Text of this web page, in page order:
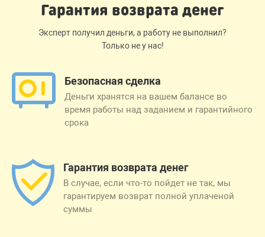
Гарантия возврата денег
Эксперт получил деньги, а работу не выполнил?
Только не у нас!
Безопасная сделка
Деньги хранятся на вашем балансе во
время работы над заданием и гарантийного
срока
Гарантия возврата денег
В случае, если что-то пойдет не так, мы
гарантируем возврат полной уплаченой
суммы